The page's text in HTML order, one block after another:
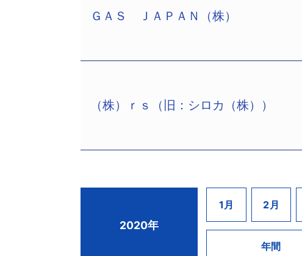
回の措置となった。
た。ピーク時の2017年12月期は売上高約41
字に転落し資金繰りが逼迫。金融機関への
（株）大見屋（TSR企業コード
務所、大阪府大阪市北区中之島3－2－4、
店名でスーパーマーケット業に転換、1965
県内南予地区に積極的に店舗を展開し、
攻勢に加え、隣県同業者の進出やドラッグ
ＧＡＳ ＪＡＰＡＮ（株）
ＧＡＳ ＪＡＰＡＮ（株）（TSR企業コード
イタリアの「ＧＲＯＴＴＯ Ｓ．ｐ．Ａ．」
しかし、近年は消費の低迷などから、販売
30日、株主総会の決議により解散していた。
（株）ｒｓ（旧：シロカ（株））
（株）ｒｓ（TSR企業コード:294438564
表清算人：権田修一弁護士）は7月21日、
発、生産拠点を構えて自社ブランド製品を
2020年
1月 2月
年間